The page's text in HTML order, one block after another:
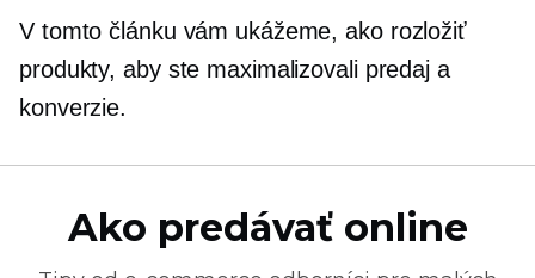
V tomto článku vám ukážeme, ako rozložiť
produkty, aby ste maximalizovali predaj a
konverzie.
Ako predávať online